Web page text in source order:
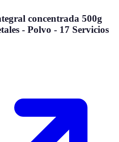
concentrada 500g
- Polvo - 17 Servicios